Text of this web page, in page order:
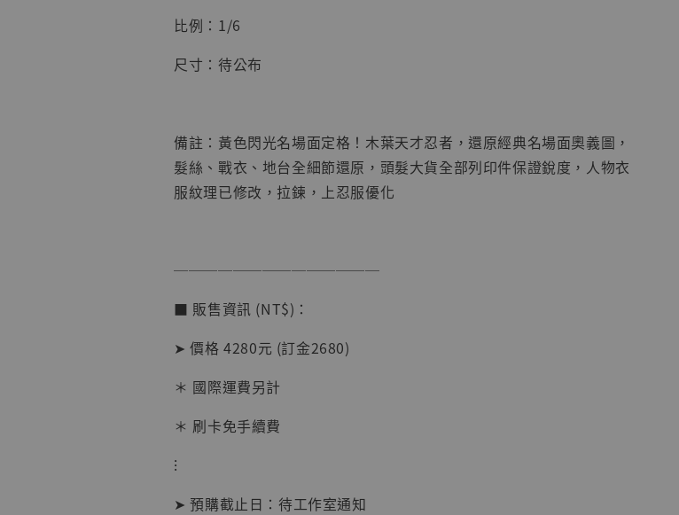
【店內現貨】海賊王
克達摩 [7STARS
NT$ 1,500
NT$ 1,870
-
加入購物車
比例：1/6
尺寸：待公布
備註：黃色閃光名場面定格！木葉天才忍者，還原經典名場面奧義圖，
髮絲、戰衣、地台全細節還原，頭髮大貨全部列印件保證銳度，人物衣
服紋理已修改，拉鍊，上忍服優化
──────────────
■ 販售資訊 (NT$)：
➤ 價格 4280元 (訂金2680)
＊ 國際運費另計
＊ 刷卡免手續費
⁝
➤ 預購截止日：待工作室通知